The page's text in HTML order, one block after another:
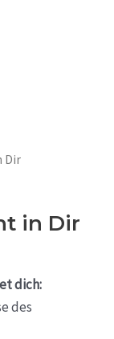
Dir
in Dir
dich:
des